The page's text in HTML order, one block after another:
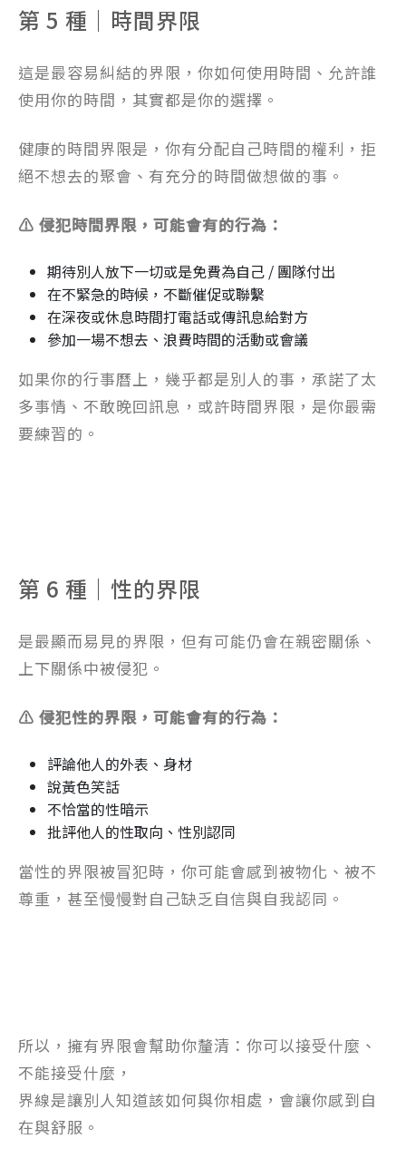
第 5 種｜時間界限
這是最容易糾結的界限，你如何使用時間、允許誰
使用你的時間，其實都是你的選擇。
健康的時間界限是，你有分配自己時間的權利，拒
絕不想去的聚會、有充分的時間做想做的事。
⚠️ 侵犯時間界限，可能會有的行為：
期待別人放下一切或是免費為自己 / 團隊付出
在不緊急的時候，不斷催促或聯繫
在深夜或休息時間打電話或傳訊息給對方
參加一場不想去、浪費時間的活動或會議
如果你的行事曆上，幾乎都是別人的事，承諾了太
多事情、不敢晚回訊息，或許時間界限，是你最需
要練習的。
第 6 種｜性的界限
是最顯而易見的界限，但有可能仍會在親密關係、
上下關係中被侵犯。
⚠️ 侵犯性的界限，可能會有的行為：
評論他人的外表、身材
說黃色笑話
不恰當的性暗示
批評他人的性取向、性別認同
當性的界限被冒犯時，你可能會感到被物化、被不
尊重，甚至慢慢對自己缺乏自信與自我認同。
所以，擁有界限會幫助你釐清：你可以接受什麼、
不能接受什麼，
界線是讓別人知道該如何與你相處，會讓你感到自
在與舒服。